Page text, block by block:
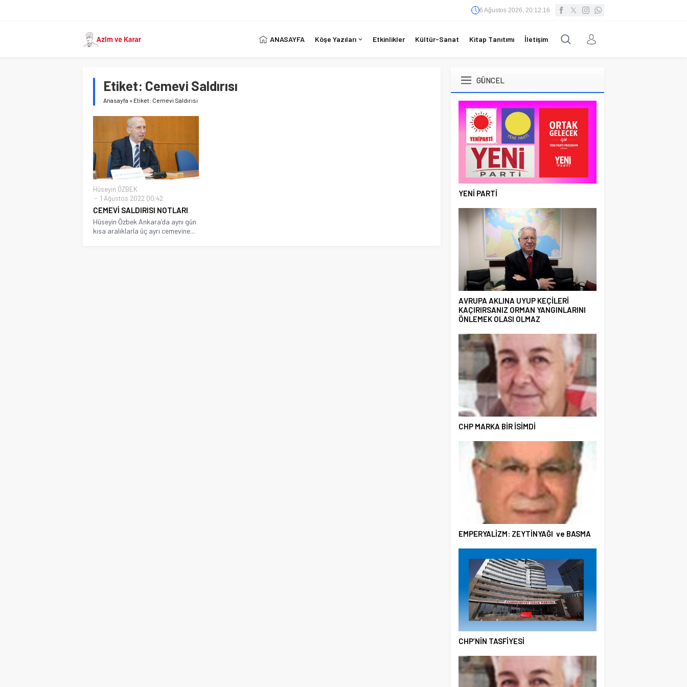
6 Ağustos 2026, 20:12:16
ANASAYFA Köşe Yazıları Etkinlikler Kültür-Sanat Kitap Tanıtımı İletişim
Etiket: Cemevi Saldırısı
Anasayfa » Etiket: Cemevi Saldırısı
Hüseyin ÖZBEK
1 Ağustos 2022 00:42
CEMEVİ SALDIRISI NOTLARI
Hüseyin Özbek Ankara’da aynı gün
kısa aralıklarla üç ayrı cemevine...
GÜNCEL
YENİ PARTİ
AVRUPA AKLINA UYUP KEÇİLERİ
KAÇIRIRSANIZ ORMAN YANGINLARINI
ÖNLEMEK OLASI OLMAZ
CHP MARKA BİR İSİMDİ
EMPERYALİZM: ZEYTİNYAĞI ve BASMA
CHP’NİN TASFİYESİ